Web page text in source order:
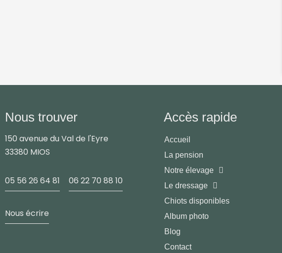
Nous trouver
150 avenue du Val de l'Eyre
33380 MIOS
05 56 26 64 81 06 22 70 88 10
Nous écrire
Accès rapide
Accueil
La pension
Notre élevage
Le dressage
Chiots disponibles
Album photo
Blog
Contact